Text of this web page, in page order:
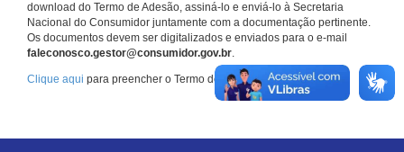
download do Termo de Adesão, assiná-lo e enviá-lo à Secretaria
Nacional do Consumidor juntamente com a documentação pertinente.
Os documentos devem ser digitalizados e enviados para o e-mail
faleconosco.gestor@consumidor.gov.br.
Clique aqui para preencher o Termo de Adesão.